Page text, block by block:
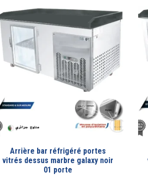
Arrière bar réfrigéré portes
vitrés dessus marbre galaxy noir
02 portes